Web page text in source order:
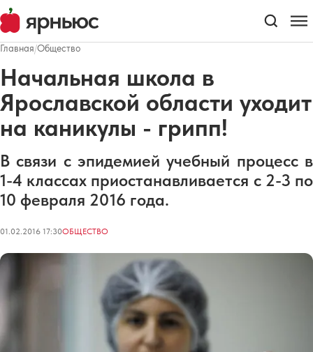
Главная/Общество
Начальная школа в
Ярославской области уходит
на каникулы - грипп!
В связи с эпидемией учебный процесс в
1-4 классах приостанавливается с 2-3 по
10 февраля 2016 года.
01.02.2016 17:30ОБЩЕСТВО